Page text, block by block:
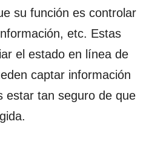
su función es controlar
etc. Estas
el estado en línea de
captar información
estar tan seguro de que